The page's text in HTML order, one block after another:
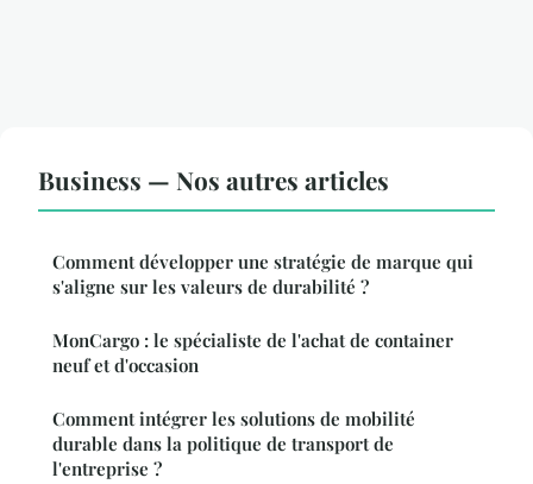
Business — Nos autres articles
Comment développer une stratégie de marque qui
s'aligne sur les valeurs de durabilité ?
MonCargo : le spécialiste de l'achat de container
neuf et d'occasion
Comment intégrer les solutions de mobilité
durable dans la politique de transport de
l'entreprise ?